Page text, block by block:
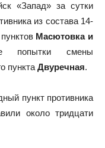
«Запад» за сутки
из состава 14-
Масютовка и
попытки смены
пункта Двуречная.
пункт противника
около тридцати